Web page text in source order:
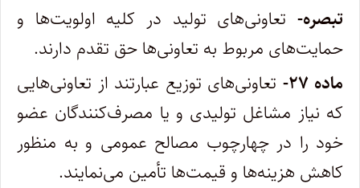
تبصره- تعاونی‌های تولید در کلیه اولویت‌ها و
حمایت‌های مربوط به تعاونی‌ها حق تقدم دارند.
ماده ۲۷-
تعاونی‌های توزیع عبارتند از تعاونی‌هایی
که نیاز مشاغل تولیدی و یا مصرف‌کنندگان عضو
خود را در چهارچوب مصالح عمومی و به منظور
کاهش هزینه‌ها و قیمت‌ها تأمین می‌نمایند.